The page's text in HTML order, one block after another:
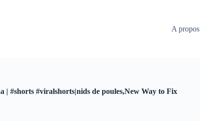
A propos
| #shorts #viralshorts|nids de poules,New Way to Fix